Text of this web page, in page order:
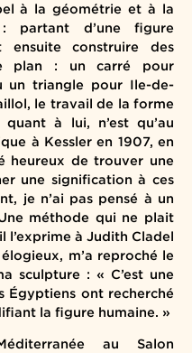
à la géométrie et à la
partant d’une figure
ensuite construire des
plan : un carré pour
un triangle pour Ile-de-
le travail de la forme
à lui, n’est qu’au
à Kessler en 1907, en
heureux de trouver une
une signification à ces
je n’ai pas pensé à un
méthode qui ne plait
l’exprime à Judith Cladel
m’a reproché le
sculpture : « C’est une
Égyptiens ont recherché
la figure humaine. »
au Salon